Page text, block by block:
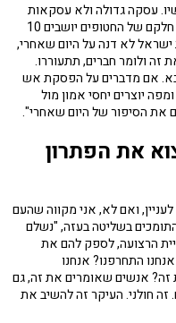
עסקה גדולה ולא עסקאות
גדולות שמדברים על מספר קטן ודו ספרתי. חלקם של החטופים יושבים 10
לא דנה על היום שאחרי,
זה ולומר חברים, תתעוררו.
אם מדברים על הפסקת אש
יוצרים יחסי אמון מול
את הסיפור של היום שאחרי".
את הפתרון
ואם לא, אני מקווה שהעם
בשליטה בעזה, "נשלם
הרצועה, לספק להם את
התחרפנו? אנחנו
אנשים שאומרים את זה, גם
חולני. העיקר זה להשיב את